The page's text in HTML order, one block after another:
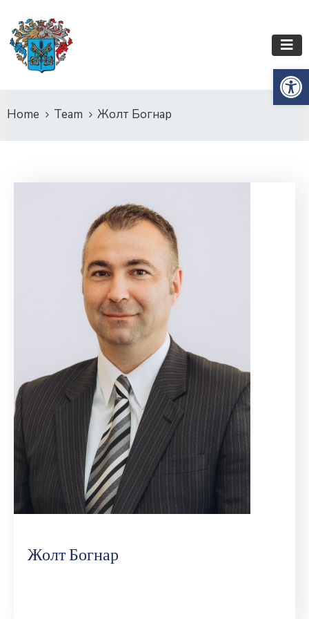
Home Team Жолт Богнар
Жолт Богнар